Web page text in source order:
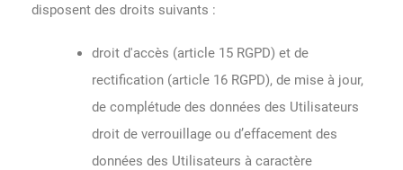
disposent des droits suivants :
droit d'accès (article 15 RGPD) et de
rectification (article 16 RGPD), de mise à jour,
de complétude des données des Utilisateurs
droit de verrouillage ou d’effacement des
données des Utilisateurs à caractère